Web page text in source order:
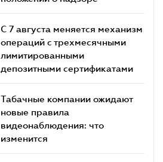
С 7 августа меняется механизм
операций с трехмесячными
лимитированными
депозитными сертификатами
Табачные компании ожидают
новые правила
видеонаблюдения: что
изменится